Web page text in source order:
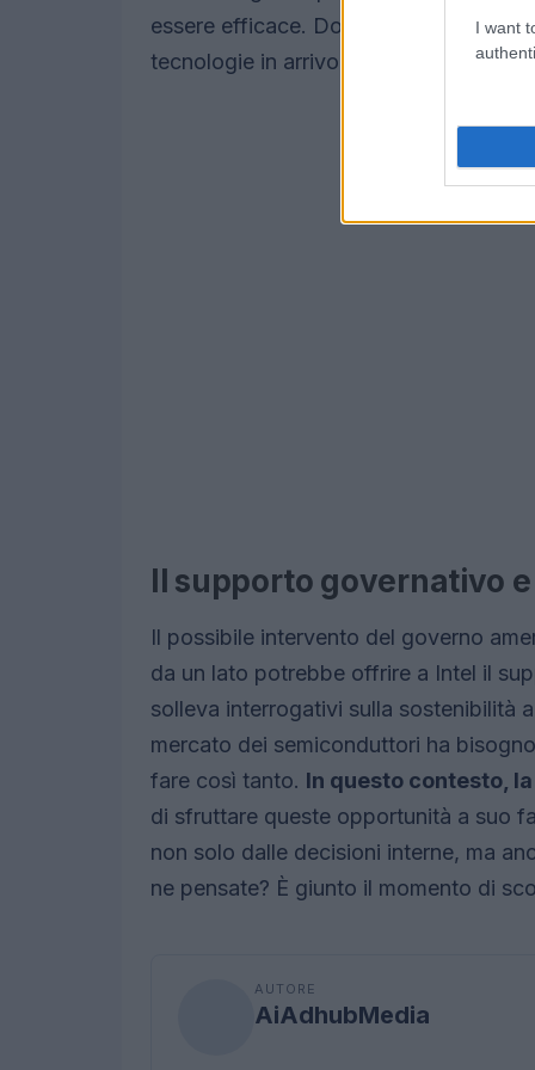
I want
essere efficace. Dobbiamo
tecnologie in arrivo.
Il supporto governativo
Il possibile intervento del governo
da un lato potrebbe offrire a Intel il
solleva interrogativi sulla sostenibilità
mercato dei semiconduttori ha
fare così tanto. In questo contesto,
di sfruttare queste opportunità a suo
non solo dalle decisioni interne, ma
ne pensate? È giunto il momento di
AUTORE
AiAdhubMedia